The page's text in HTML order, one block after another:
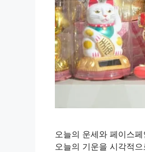
오늘의 운세와 페이스
오늘의 기운을 시각적